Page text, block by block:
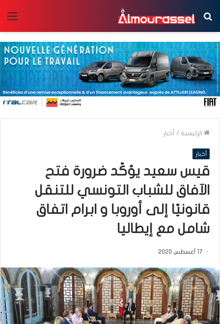
بحث
عن
الرئيسية / أخبار
أخبار
قيس سعيد يؤكّد ضرورة فتح
الآفاق للشباب التونسي للتنقل
قانونيّا إلى أوروبا و ابرام اتفاق
شامل مع إيطاليا
17 أغسطس 2020